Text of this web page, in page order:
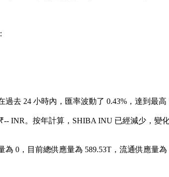
過去 24 小時內，匯率波動了 0.43%，達到最高
INR。 按年計算，SHIBA INU 已經減少，變
0，目前總供應量為 589.53T，流通供應量為